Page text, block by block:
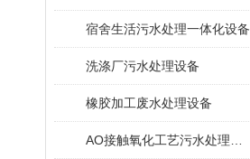
宿舍生活污水处理一体化设备
洗涤厂污水处理设备
橡胶加工废水处理设备